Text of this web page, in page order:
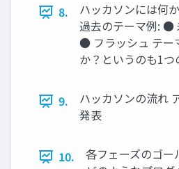
8.
ハッカソンには何
過去のテーマ例: ●
● フラッシュ テー
か？というのも1つ
9.
ハッカソンの流れ
発表
10.
各フェーズのゴ